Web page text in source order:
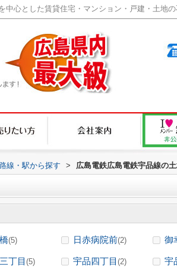
中心とした賃貸住宅・マンション・戸建・土地
線・駅から探す > 広島電鉄広島電鉄宇品線の
(5) 日赤病院前(2) 御
丁目(5) 宇品四丁目 (2) 宇